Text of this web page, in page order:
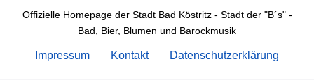
Offizielle Homepage der Stadt Bad Köstritz - Stadt der "B´s" -
Bad, Bier, Blumen und Barockmusik
Impressum Kontakt Datenschutzerklärung